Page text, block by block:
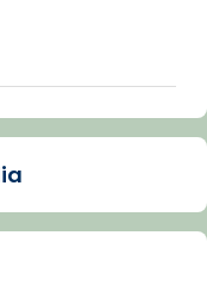
Fa gairebé
la